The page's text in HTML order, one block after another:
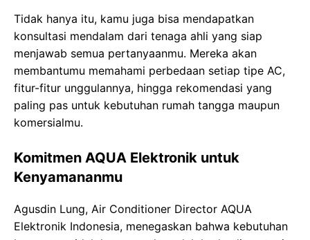
Tidak hanya itu, kamu juga bisa mendapatkan
konsultasi mendalam dari tenaga ahli yang siap
menjawab semua pertanyaanmu. Mereka akan
membantumu memahami perbedaan setiap tipe AC,
fitur-fitur unggulannya, hingga rekomendasi yang
paling pas untuk kebutuhan rumah tangga maupun
komersialmu.
Komitmen AQUA Elektronik untuk
Kenyamananmu
Agusdin Lung, Air Conditioner Director AQUA
Elektronik Indonesia, menegaskan bahwa kebutuhan